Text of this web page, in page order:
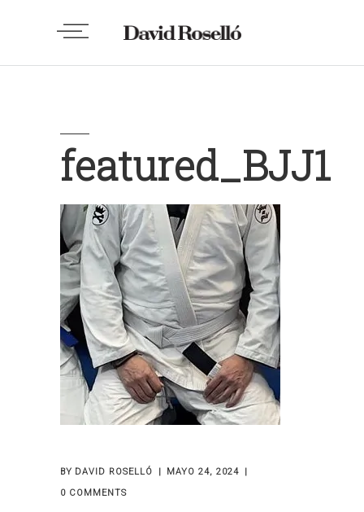
featured_BJJ1
BY DAVID ROSELLÓ
MAYO 24, 2024
0 COMMENTS